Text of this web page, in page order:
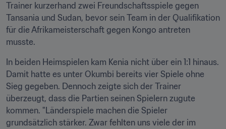
Trainer kurzerhand zwei Freundschaftsspiele gegen
Tansania und Sudan, bevor sein Team in der Qualifikation
für die Afrikameisterschaft gegen Kongo antreten
musste.
In beiden Heimspielen kam Kenia nicht über ein 1:1 hinaus.
Damit hatte es unter Okumbi bereits vier Spiele ohne
Sieg gegeben. Dennoch zeigte sich der Trainer
überzeugt, dass die Partien seinen Spielern zugute
kommen. "Länderspiele machen die Spieler
grundsätzlich stärker. Zwar fehlten uns viele der im